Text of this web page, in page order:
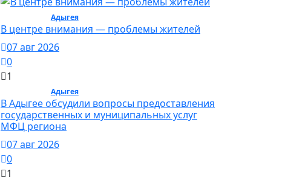
Адыгея/ Общество
В центре внимания — проблемы жителей
07 авг 2026
0
1
Адыгея/ Общество
В Адыгее обсудили вопросы предоставления
государственных и муниципальных услуг
МФЦ региона
07 авг 2026
0
1